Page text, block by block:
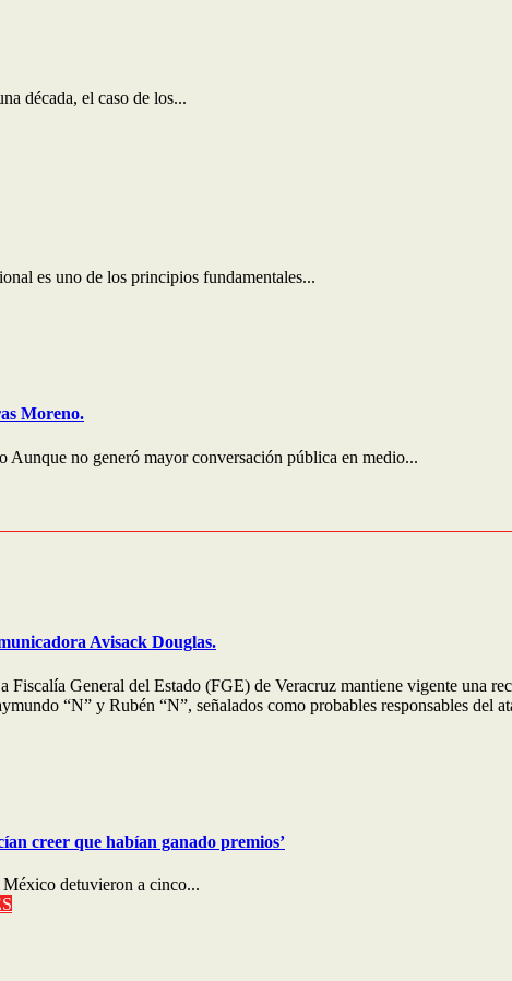
década, el caso de los...
es uno de los principios fundamentales...
Moreno.
no generó mayor conversación pública en medio...
Avisack Douglas.
General del Estado (FGE) de Veracruz mantiene vigente una
“N” y Rubén “N”, señalados como probables responsables del
creer que habían ganado premios’
México detuvieron a cinco...